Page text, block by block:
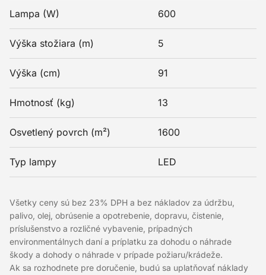
Lampa (W) 600
Výška stožiara (m) 5
Výška (cm) 91
Hmotnosť (kg) 13
Osvetlený povrch (m²) 1600
Typ lampy LED
Všetky ceny sú bez 23% DPH a bez nákladov za údržbu,
palivo, olej, obrúsenie a opotrebenie, dopravu, čistenie,
príslušenstvo a rozličné vybavenie, prípadných
environmentálnych daní a príplatku za dohodu o náhrade
škody a dohody o náhrade v prípade požiaru/krádeže.
Ak sa rozhodnete pre doručenie, budú sa uplatňovať náklady